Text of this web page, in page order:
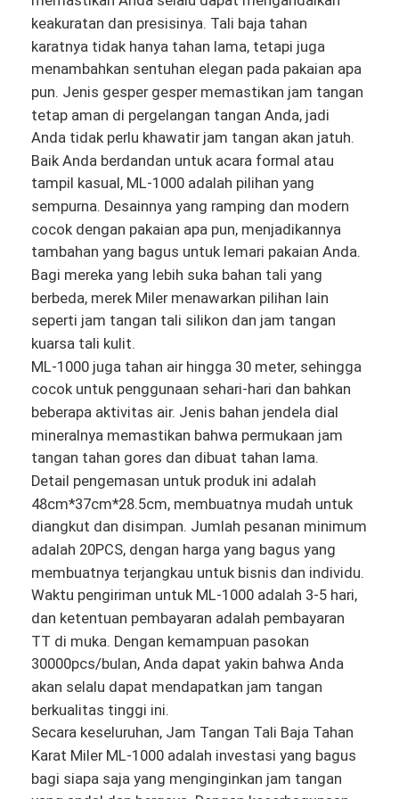
Produk
Tentang Kami
keakuratan dan presisinya. Tali baja tahan
karatnya tidak hanya tahan lama, tetapi juga
menambahkan sentuhan elegan pada pakaian apa
pun. Jenis gesper gesper memastikan jam tangan
tetap aman di pergelangan tangan Anda, jadi
Anda tidak perlu khawatir jam tangan akan jatuh.
Baik Anda berdandan untuk acara formal atau
tampil kasual, ML-1000 adalah pilihan yang
sempurna. Desainnya yang ramping dan modern
cocok dengan pakaian apa pun, menjadikannya
tambahan yang bagus untuk lemari pakaian Anda.
Bagi mereka yang lebih suka bahan tali yang
berbeda, merek Miler menawarkan pilihan lain
seperti jam tangan tali silikon dan jam tangan
kuarsa tali kulit.
ML-1000 juga tahan air hingga 30 meter, sehingga
cocok untuk penggunaan sehari-hari dan bahkan
beberapa aktivitas air. Jenis bahan jendela dial
mineralnya memastikan bahwa permukaan jam
tangan tahan gores dan dibuat tahan lama.
Detail pengemasan untuk produk ini adalah
48cm*37cm*28.5cm, membuatnya mudah untuk
diangkut dan disimpan. Jumlah pesanan minimum
adalah 20PCS, dengan harga yang bagus yang
membuatnya terjangkau untuk bisnis dan individu.
Waktu pengiriman untuk ML-1000 adalah 3-5 hari,
dan ketentuan pembayaran adalah pembayaran
TT di muka. Dengan kemampuan pasokan
30000pcs/bulan, Anda dapat yakin bahwa Anda
akan selalu dapat mendapatkan jam tangan
berkualitas tinggi ini.
Secara keseluruhan, Jam Tangan Tali Baja Tahan
Karat Miler ML-1000 adalah investasi yang bagus
bagi siapa saja yang menginginkan jam tangan